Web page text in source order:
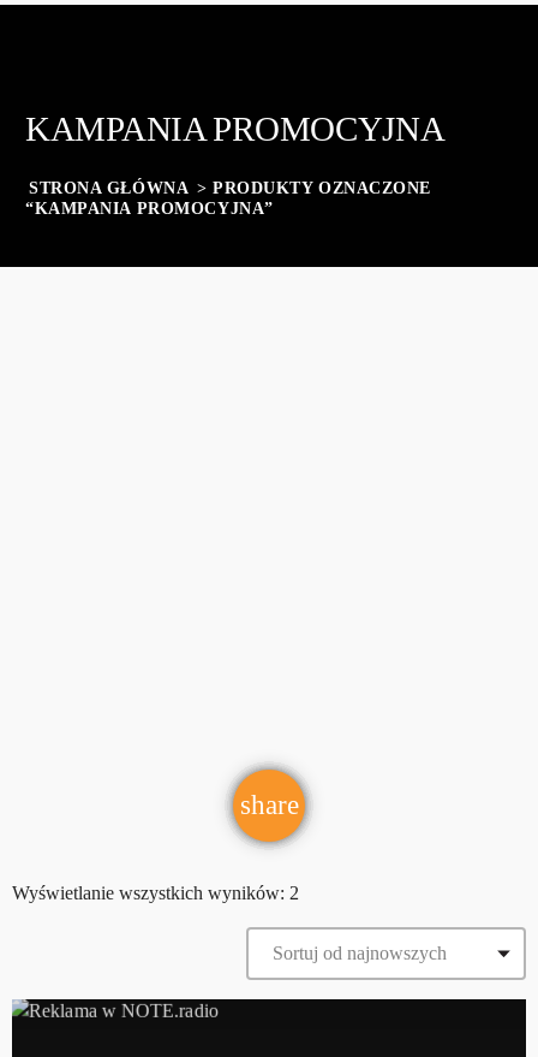
KAMPANIA PROMOCYJNA
STRONA GŁÓWNA > PRODUKTY OZNACZONE
“KAMPANIA PROMOCYJNA”
share
email
Wyświetlanie wszystkich wyników: 2